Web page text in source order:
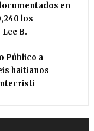
en
los
B.
Público a
haitianos